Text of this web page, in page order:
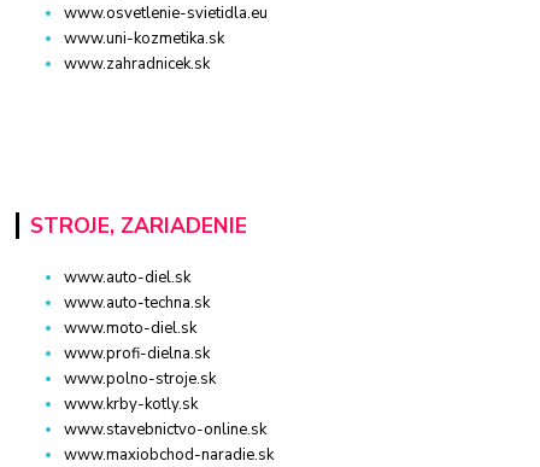
www.osvetlenie-svietidla.eu
www.uni-kozmetika.sk
www.zahradnicek.sk
STROJE, ZARIADENIE
www.auto-diel.sk
www.auto-techna.sk
www.moto-diel.sk
www.profi-dielna.sk
www.polno-stroje.sk
www.krby-kotly.sk
www.stavebnictvo-online.sk
www.maxiobchod-naradie.sk